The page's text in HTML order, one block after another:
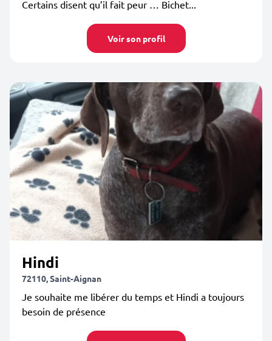
Certains disent qu’il fait peur … Bichet...
Voir son profil
Hindi
72110, Saint-Aignan
Je souhaite me libérer du temps et Hindi a toujours
besoin de présence